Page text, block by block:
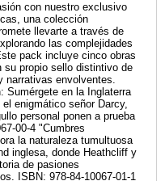
con nuestro exclusivo
una colección
llevarte a través de
las complejidades
pack incluye cinco obras
su propio sello distintivo de
narrativas envolventes.
Sumérgete en la Inglaterra
enigmático señor Darcy,
personal ponen a prueba
00-4 "Cumbres
la naturaleza tumultuosa
inglesa, donde Heathcliff y
de pasiones
ISBN: 978-84-10067-01-1